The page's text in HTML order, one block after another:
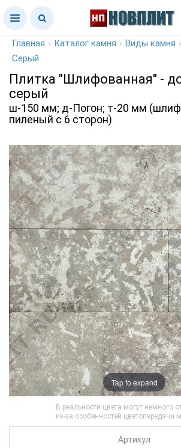
Главная › Каталог камня › Виды камня ›
Серый
Плитка "Шлифованная" -
серый
ш-150 мм; д-Погон; т-20 мм
пиленый с 6 сторон)
Tap to expand
В реальности цвета могут немного
из-за особенностей цветопередачи
Артикул